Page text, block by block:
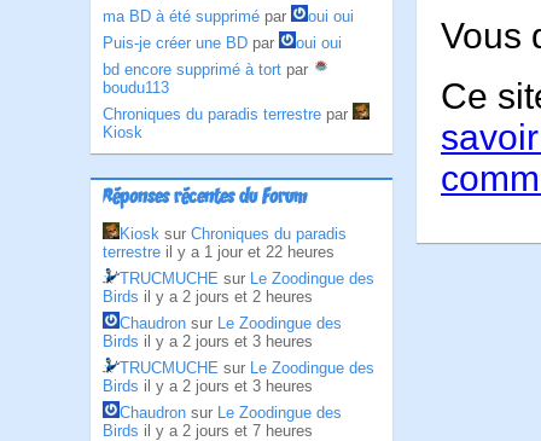
ma BD à été supprimé par
oui oui
Puis-je créer une BD par
oui oui
bd encore supprimé à tort par
boudu113
Chroniques du paradis terrestre par
Kiosk
Réponses récentes du Forum
Kiosk sur Chroniques du paradis
terrestre il y a 1 jour et 22 heures
TRUCMUCHE sur Le Zoodingue des
Birds il y a 2 jours et 2 heures
Chaudron sur Le Zoodingue des
Birds il y a 2 jours et 3 heures
TRUCMUCHE sur Le Zoodingue des
Birds il y a 2 jours et 3 heures
Chaudron sur Le Zoodingue des
Birds il y a 2 jours et 7 heures
Vous
Ce